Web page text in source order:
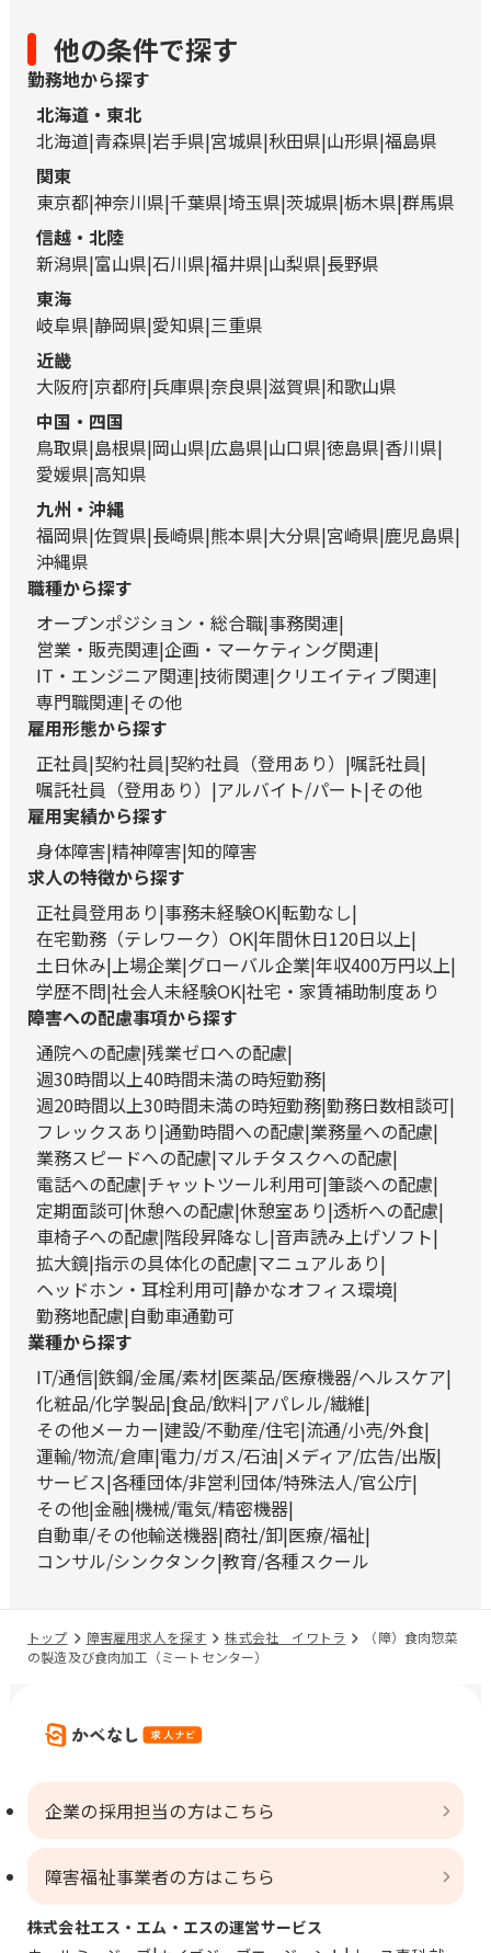
他の条件で探す
勤務地から探す
北海道・東北
北海道 青森県 岩手県 宮城県 秋田県 山形県 福島県
関東
東京都 神奈川県 千葉県 埼玉県 茨城県 栃木県 群馬県
信越・北陸
新潟県 富山県 石川県 福井県 山梨県 長野県
東海
岐阜県 静岡県 愛知県 三重県
近畿
大阪府 京都府 兵庫県 奈良県 滋賀県 和歌山県
中国・四国
鳥取県 島根県 岡山県 広島県 山口県 徳島県 香川県
愛媛県 高知県
九州・沖縄
福岡県 佐賀県 長崎県 熊本県 大分県 宮崎県 鹿児島県
沖縄県
職種から探す
オープンポジション・総合職 事務関連
営業・販売関連 企画・マーケティング関連
IT・エンジニア関連 技術関連 クリエイティブ関連
専門職関連 その他
雇用形態から探す
正社員 契約社員 契約社員（登用あり）
嘱託社員
嘱託社員（登用あり）
アルバイト/パート その他
雇用実績から探す
身体障害 精神障害 知的障害
求人の特徴から探す
正社員登用あり 事務未経験OK 転勤なし
在宅勤務（テレワーク）OK 年間休日120日以上
土日休み 上場企業 グローバル企業 年収400万円以上
学歴不問 社会人未経験OK 社宅・家賃補助制度あり
障害への配慮事項から探す
通院への配慮 残業ゼロへの配慮
週30時間以上40時間未満の時短勤務
週20時間以上30時間未満の時短勤務 勤務日数相談可
フレックスあり 通勤時間への配慮 業務量への配慮
業務スピードへの配慮 マルチタスクへの配慮
電話への配慮 チャットツール利用可 筆談への配慮
定期面談可 休憩への配慮 休憩室あり 透析への配慮
車椅子への配慮 階段昇降なし 音声読み上げソフト
拡大鏡 指示の具体化の配慮 マニュアルあり
ヘッドホン・耳栓利用可 静かなオフィス環境
勤務地配慮 自動車通勤可
業種から探す
IT/通信 鉄鋼/金属/素材 医薬品/医療機器/ヘルスケア
化粧品/化学製品 食品/飲料 アパレル/繊維
その他メーカー 建設/不動産/住宅 流通/小売/外食
運輸/物流/倉庫 電力/ガス/石油 メディア/広告/出版
サービス 各種団体/非営利団体/特殊法人/官公庁
その他 金融 機械/電気/精密機器
自動車/その他輸送機器 商社/卸 医療/福祉
コンサル/シンクタンク 教育/各種スクール
トップ 障害雇用求人を探す 株式会社 イワトラ
（障）食肉惣菜
の製造及び食肉加工（ミートセンター）
企業の採用担当の方はこちら
障害福祉事業者の方はこちら
株式会社エス・エム・エスの運営サービス